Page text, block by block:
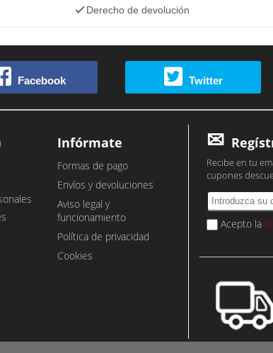
Derecho de devolución
Facebook Twitter
Infórmate
Formas de pago
Envíos y devoluciones
Aviso legal y
funcionamiento
Política de privacidad
Cookies
Recibe en tu
cupones
Acepto la